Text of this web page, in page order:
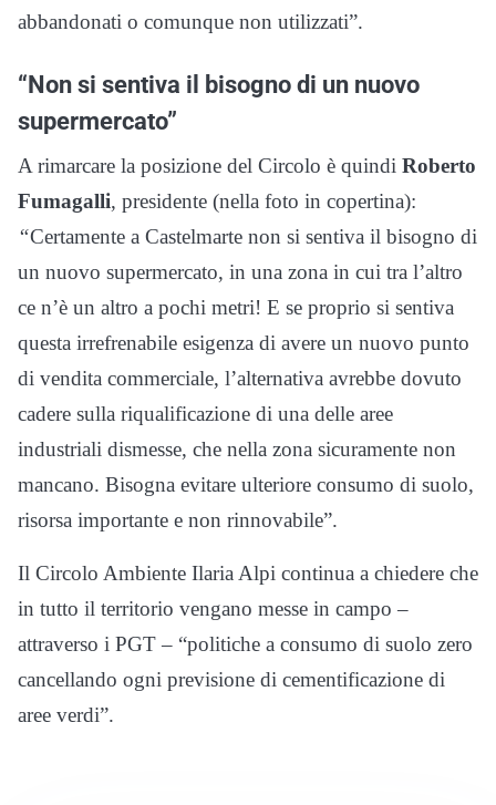
abbandonati o comunque non utilizzati”.
“Non si sentiva il bisogno di un nuovo
supermercato”
A rimarcare la posizione del Circolo è quindi Roberto
Fumagalli, presidente (nella foto in copertina):
“Certamente a Castelmarte non si sentiva il bisogno di
un nuovo supermercato, in una zona in cui tra l’altro
ce n’è un altro a pochi metri! E se proprio si sentiva
questa irrefrenabile esigenza di avere un nuovo punto
di vendita commerciale, l’alternativa avrebbe dovuto
cadere sulla riqualificazione di una delle aree
industriali dismesse, che nella zona sicuramente non
mancano. Bisogna evitare ulteriore consumo di suolo,
risorsa importante e non rinnovabile”.
Il Circolo Ambiente Ilaria Alpi continua a chiedere che
in tutto il territorio vengano messe in campo –
attraverso i PGT – “politiche a consumo di suolo zero
cancellando ogni previsione di cementificazione di
aree verdi”.